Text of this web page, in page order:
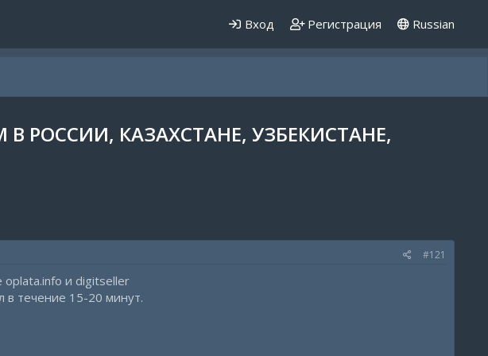
Вход Регистрация Russian
В РОССИИ, КАЗАХСТАНЕ, УЗБЕКИСТАНЕ,
#121
oplata.info и digitseller
в течение 15-20 минут.